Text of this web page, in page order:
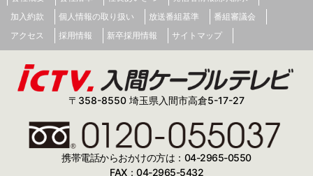
加入約款
個人情報の取り扱い 放送番組基準
番組審議会
アクセス
採用情報 新卒採用情報 サイトマップ
〒358-8550 埼玉県入間市高倉5-17-27
携帯電話からおかけの方は：04-2965-0550
FAX：04-2965-5432